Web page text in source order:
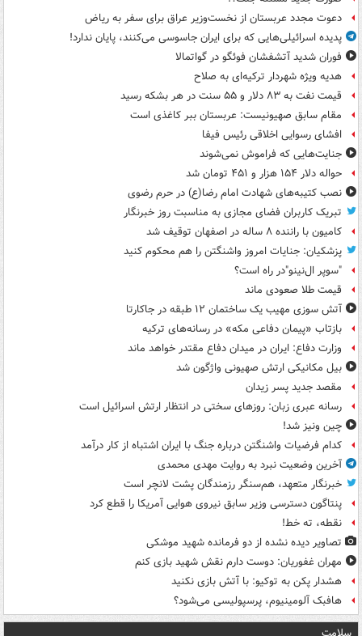
دعوت مجدد عربستان از نخست‌وزیر عراق برای سفر به ریاض
پدیده اسرائیلی‌هایی که برای ایران جاسوسی می‌کنند، پایان ندارد!
فوران شدید آتشفشان فوئگو در گواتمالا
هدیه ویژه شهردار ترکیه‌ای به صلاح
قیمت نفت به ۸۳ دلار و ۵۵ سنت در هر بشکه رسید
مقام سابق صهیونیست: عربستان ببر کاغذی است
افشای رسوایی اخلاقی رئیس فیفا
جنایت‌هایی که فراموش نمی‌شوند
حواله دلار ۱۵۴ هزار و ۴۵۱ تومان شد
نصب کتیبه‌های شهادت امام رضا(ع) در حرم رضوی
تبریک کاربران فضای مجازی به مناسبت روز خبرنگار
کامیون با راننده ۸ ساله در اصفهان توقیف شد
پزشکیان: جنایات امروز واشنگتن را هم محکوم کنید
"سوپر ال‌نینو"در راه است؟
قیمت طلا صعودی ماند
آتش سوزی مهیب یک ساختمان ۱۲ طبقه در جاکارتا
بازتاب «پیمان دفاعی مکه» در رسانه‌های ترکیه
وزارت دفاع: ایران در میدان دفاع مقتدر خواهد ماند
بیل مکانیکی ارتش صهیونی واژگون شد
مقصد جدید پسر زیدان
رسانه عبری زبان: روزهای سختی در انتظار ارتش اسرائیل است
چین ونیز شد!
کدام فرضیات واشنگتن درباره جنگ با ایران اشتباه از کار درآمد
آخرین وضعیت نبرد به روایت مهدی محمدی
خبرنگار متعهد، هم‌سنگر رزمندگان پشت لانچر است
پنتاگون دسترسی وزیر سابق نیروی هوایی آمریکا را قطع کرد
نقطه، ته خط!
تصاویر دیده‌ نشده از دو فرمانده شهید موشکی
مهران غفوریان: دوست دارم نقش شهید بازی کنم
هشدار پکن به توکیو: با آتش بازی نکنید
هافبک آلومینیوم، پرسپولیسی می‌شود؟